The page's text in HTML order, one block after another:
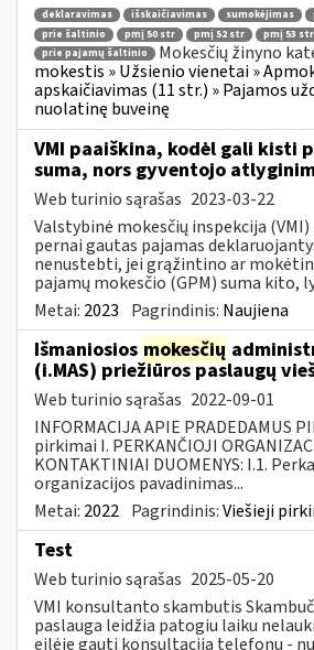
deklaravimas išskaičiavimas sumokėjimas
prie šaltinio
pmį 50 str pmį 52 str pmį 53 str
prie pajamų šaltinio
Mokesčių žinyno
mokestis » Užsienio vienetai »
apskaičiavimas (11 str.) » Pajamos
nuolatinę buveinę
VMI paaiškina, kodėl gali kisti
suma, nors gyventojo
Web turinio sąrašas 2023-03-22
Valstybinė mokesčių inspekcija
pernai gautas pajamas
nenustebti, jei grąžintino ar
pajamų mokesčio (GPM) suma kito,
Metai: 2023 Pagrindinis: Naujiena
Išmaniosios mokesčių
(i.MAS) priežiūros paslaugų
Web turinio sąrašas 2022-09-01
INFORMACIJA APIE PRADEDAMUS
pirkimai I. PERKANČIOJI
KONTAKTINIAI DUOMENYS: I.1.
organizacijos pavadinimas...
Metai: 2022 Pagrindinis:Viešieji
Test
Web turinio sąrašas 2025-05-20
VMI konsultanto skambutis
paslauga leidžia patogiu laiku
eilėje gauti konsultaciją telefonu -